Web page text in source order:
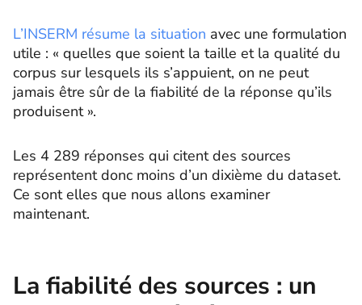
L’INSERM résume la situation avec une formulation
utile : « quelles que soient la taille et la qualité du
corpus sur lesquels ils s’appuient, on ne peut
jamais être sûr de la fiabilité de la réponse qu’ils
produisent ».
Les 4 289 réponses qui citent des sources
représentent donc moins d’un dixième du dataset.
Ce sont elles que nous allons examiner
maintenant.
La fiabilité des sources : un